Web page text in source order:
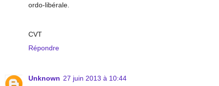
ordo-libérale.
CVT
Répondre
Unknown 27 juin 2013 à 10:44